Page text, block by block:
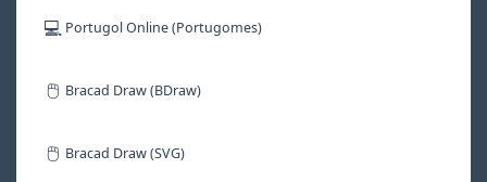
💻 Portugol Online (Portugomes)
🖱️ Bracad Draw (BDraw)
🖱️ Bracad Draw (SVG)